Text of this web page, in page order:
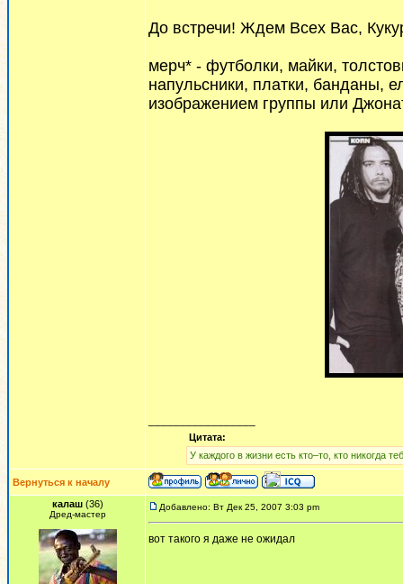
До встречи! Ждем Всех Вас,
мерч* - футболки, майки,
напульсники, платки, банданы,
изображением группы или
Цитата:
У каждого в жизни есть кто–то, кто никогда
Вернуться к началу
калаш(36)
Дред-мастер
Добавлено: Вт Дек 25, 2007 3:03 pm
вот такого я даже не ожидал